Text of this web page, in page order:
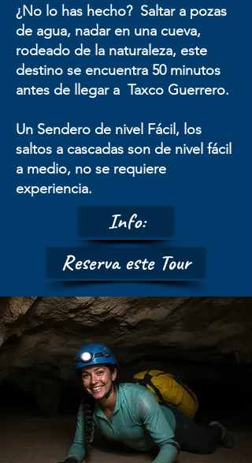
¿No lo has hecho? Saltar a pozas
de agua, nadar en una cueva,
rodeado de la naturaleza, este
destino se encuentra 50 minutos
antes de llegar a Taxco Guerrero.
Un Sendero de nivel Fácil, los
saltos a cascadas son de nivel fácil
a medio, no se requiere
experiencia.
Info:
Reserva este Tour